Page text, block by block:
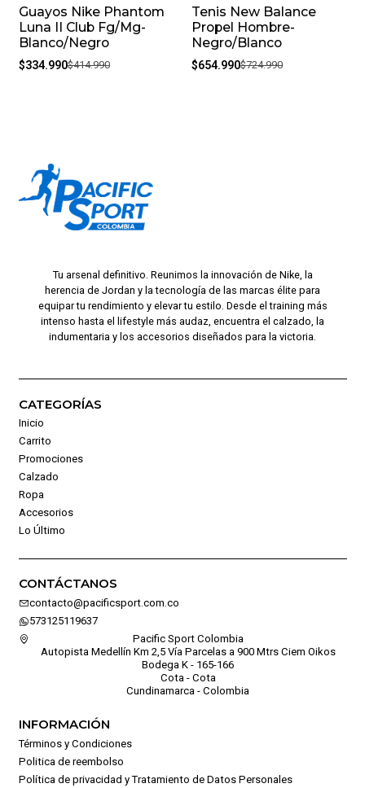
-19%
Guayos Nike Phantom
Luna II Club Fg/Mg-
Blanco/Negro
$334.990$414.990
-10%
Tenis New Balance
Propel Hombre-
Negro/Blanco
$654.990$724.990
Tu arsenal definitivo. Reunimos la innovación de Nike, la
herencia de Jordan y la tecnología de las marcas élite para
equipar tu rendimiento y elevar tu estilo. Desde el training más
intenso hasta el lifestyle más audaz, encuentra el calzado, la
indumentaria y los accesorios diseñados para la victoria.
CATEGORÍAS
Inicio
Carrito
Promociones
Calzado
Ropa
Accesorios
Lo Último
CONTÁCTANOS
contacto@pacificsport.com.co
573125119637
Pacific Sport Colombia
Autopista Medellín Km 2,5 Vía Parcelas a 900 Mtrs Ciem Oikos
Bodega K - 165-166
Cota - Cota
Cundinamarca - Colombia
INFORMACIÓN
Términos y Condiciones
Politica de reembolso
Política de privacidad y Tratamiento de Datos Personales